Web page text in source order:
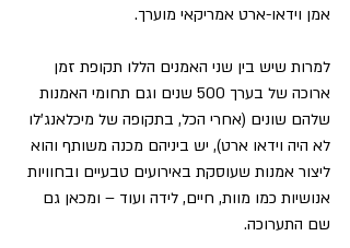
אמן וידאו-ארט אמריקאי מוערך.
למרות שיש בין שני האמנים הללו תקופת זמן
ארוכה של בערך 500 שנים וגם תחומי האמנות
שלהם שונים (אחרי הכל, בתקופה של מיכלאנג'לו
לא היה וידאו ארט), יש ביניהם מכנה משותף והוא
ליצור אמנות שעוסקת באירועים טבעיים ובחוויות
אנושיות כמו מוות, חיים, לידה ועוד – ומכאן גם
שם התערוכה.